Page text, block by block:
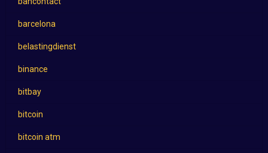
barcelona
belastingdienst
binance
bitbay
bitcoin
bitcoin atm